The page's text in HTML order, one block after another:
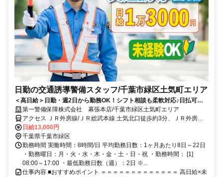
日勤の交通誘導警備スタッフ/千葉市緑区土気町エリア
＜高日給＞日勤・週2日から勤務OK！シフト相談も柔軟対応♪日払可◎
未経験歓迎★
第一警備保障株式会社 幕張本店/千葉市緑区土気町エリア
アクセス ＪＲ外房線/ＪＲ総武本線 土気北口徒歩約3分、ＪＲ外房線
大網徒歩約54分、ＪＲ外房線 大網徒歩約54分 直行直帰OK＊交通費
全額支給＊
日給13,000円
千葉県千葉市緑区
勤務時間 実働時間：8時間/日 平均勤務日数：1ヶ月あたり8日～22日
・勤務曜日：月・火・水・木・金・土・日・祝 ・勤務時間： [1]
08:00～17:00 ・最低勤務日数（週）：2日 ※...
仕事内容 ■おすすめポイント ＝＝＝＝＝＝＝＝＝＝＝＝＝ 高日給×未